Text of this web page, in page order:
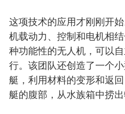
这项技术的应用才刚刚开
机载动力、控制和电机相
种功能性的无人机，可以
行。该团队还创造了一个
艇，利用材料的变形和返
艇的腹部，从水族箱中捞出